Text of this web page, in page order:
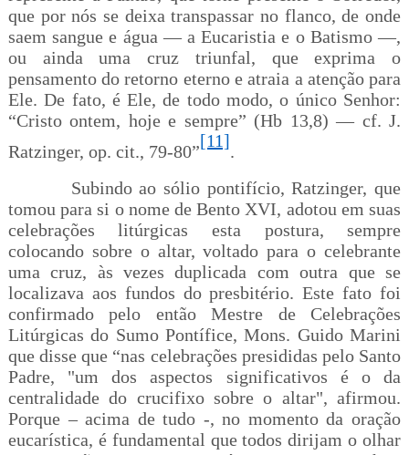
que por nós se deixa transpassar no flanco, de onde
saem sangue e água — a Eucaristia e o Batismo —,
ou ainda uma cruz triunfal, que exprima o
pensamento do retorno eterno e atraia a atenção para
Ele. De fato, é Ele, de todo modo, o único Senhor:
“Cristo ontem, hoje e sempre” (Hb 13,8) — cf. J.
Ratzinger, op. cit., 79-80”
[11]
.
Subindo ao sólio pontifício, Ratzinger, que
tomou para si o nome de Bento XVI, adotou em suas
celebrações litúrgicas esta postura, sempre
colocando sobre o altar, voltado para o celebrante
uma cruz, às vezes duplicada com outra que se
localizava aos fundos do presbitério. Este fato foi
confirmado pelo então Mestre de Celebrações
Litúrgicas do Sumo Pontífice, Mons. Guido Marini
que disse que “nas celebrações presididas pelo Santo
Padre, "um dos aspectos significativos é o da
centralidade do crucifixo sobre o altar", afirmou.
Porque – acima de tudo -, no momento da oração
eucarística, é fundamental que todos dirijam o olhar